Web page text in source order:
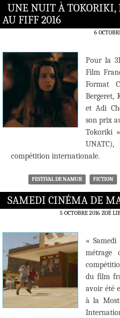
UNE NUIT À TOKORIKI,
AU FIFF 2016
6
Pour la
Film
Format
Bergeret,
et Adi
son prix
Tokoriki
compétition internationale.
FESTIVAL DE NAMUR FICTION
SAMEDI CINÉMA DE
5 OCTOBRE 2016 ZOÉ
«
métrage
du film
avoir été
à la